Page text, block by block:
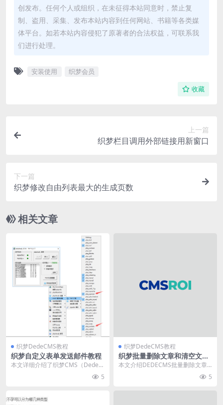
创发布。任何个人或组织，在未征得本站同意时，禁止复
制、盗用、采集、发布本站内容到任何网站、书籍等各类媒
体平台。如若本站内容侵犯了原著者的合法权益，可联系我
们进行处理。
安装使用 织梦会员
收藏
上一篇
织梦栏目调用外部链接用新窗口
下一篇
织梦修改自由列表最大的生成页数
相关文章
织梦DedeCMS教程
织梦自定义表单发送邮件教程
本文详细介绍了织梦CMS（DedeC
5
织梦DedeCMS教程
织梦批量删除文章和清空文章I
D
本文介绍DEDECMS批量删除文章
5